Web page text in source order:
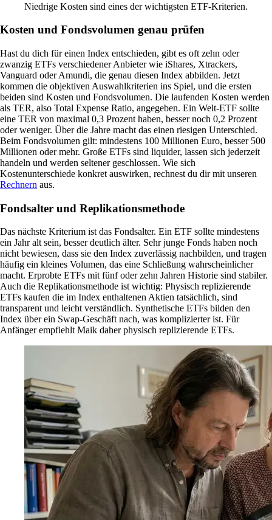
Niedrige Kosten sind eines der wichtigsten ETF-Kriterien.
Kosten und Fondsvolumen genau prüfen
Hast du dich für einen Index entschieden, gibt es oft zehn oder
zwanzig ETFs verschiedener Anbieter wie iShares, Xtrackers,
Vanguard oder Amundi, die genau diesen Index abbilden. Jetzt
kommen die objektiven Auswahlkriterien ins Spiel, und die ersten
beiden sind Kosten und Fondsvolumen. Die laufenden Kosten werden
als TER, also Total Expense Ratio, angegeben. Ein Welt-ETF sollte
eine TER von maximal 0,3 Prozent haben, besser noch 0,2 Prozent
oder weniger. Über die Jahre macht das einen riesigen Unterschied.
Beim Fondsvolumen gilt: mindestens 100 Millionen Euro, besser 500
Millionen oder mehr. Große ETFs sind liquider, lassen sich jederzeit
handeln und werden seltener geschlossen. Wie sich
Kostenunterschiede konkret auswirken, rechnest du dir mit unseren
Rechnern aus.
Fondsalter und Replikationsmethode
Das nächste Kriterium ist das Fondsalter. Ein ETF sollte mindestens
ein Jahr alt sein, besser deutlich älter. Sehr junge Fonds haben noch
nicht bewiesen, dass sie den Index zuverlässig nachbilden, und tragen
häufig ein kleines Volumen, das eine Schließung wahrscheinlicher
macht. Erprobte ETFs mit fünf oder zehn Jahren Historie sind stabiler.
Auch die Replikationsmethode ist wichtig: Physisch replizierende
ETFs kaufen die im Index enthaltenen Aktien tatsächlich, sind
transparent und leicht verständlich. Synthetische ETFs bilden den
Index über ein Swap-Geschäft nach, was komplizierter ist. Für
Anfänger empfiehlt Maik daher physisch replizierende ETFs.